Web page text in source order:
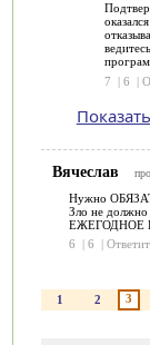
7
| 6 |
Вячеслав про
Нужно
Зло не
ЕЖЕГОДНОЕ
6
| 6 |
1 2 3